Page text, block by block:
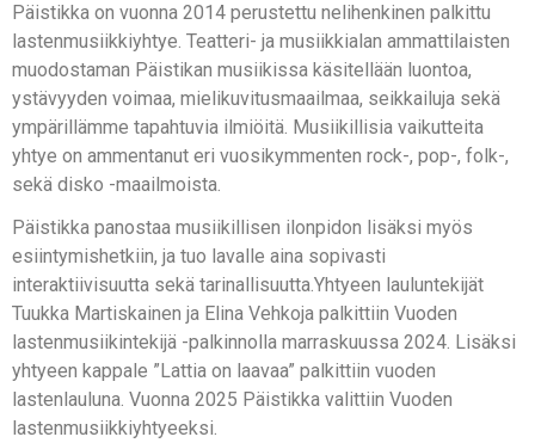
Päistikka on vuonna 2014 perustettu nelihenkinen palkittu
lastenmusiikkiyhtye. Teatteri- ja musiikkialan ammattilaisten
muodostaman Päistikan musiikissa käsitellään luontoa,
ystävyyden voimaa, mielikuvitusmaailmaa, seikkailuja sekä
ympärillämme tapahtuvia ilmiöitä. Musiikillisia vaikutteita
yhtye on ammentanut eri vuosikymmenten rock-, pop-, folk-,
sekä disko -maailmoista.
Päistikka panostaa musiikillisen ilonpidon lisäksi myös
esiintymishetkiin, ja tuo lavalle aina sopivasti
interaktiivisuutta sekä tarinallisuutta.Yhtyeen lauluntekijät
Tuukka Martiskainen ja Elina Vehkoja palkittiin Vuoden
lastenmusiikintekijä -palkinnolla marraskuussa 2024. Lisäksi
yhtyeen kappale ”Lattia on laavaa” palkittiin vuoden
lastenlauluna. Vuonna 2025 Päistikka valittiin Vuoden
lastenmusiikkiyhtyeeksi.